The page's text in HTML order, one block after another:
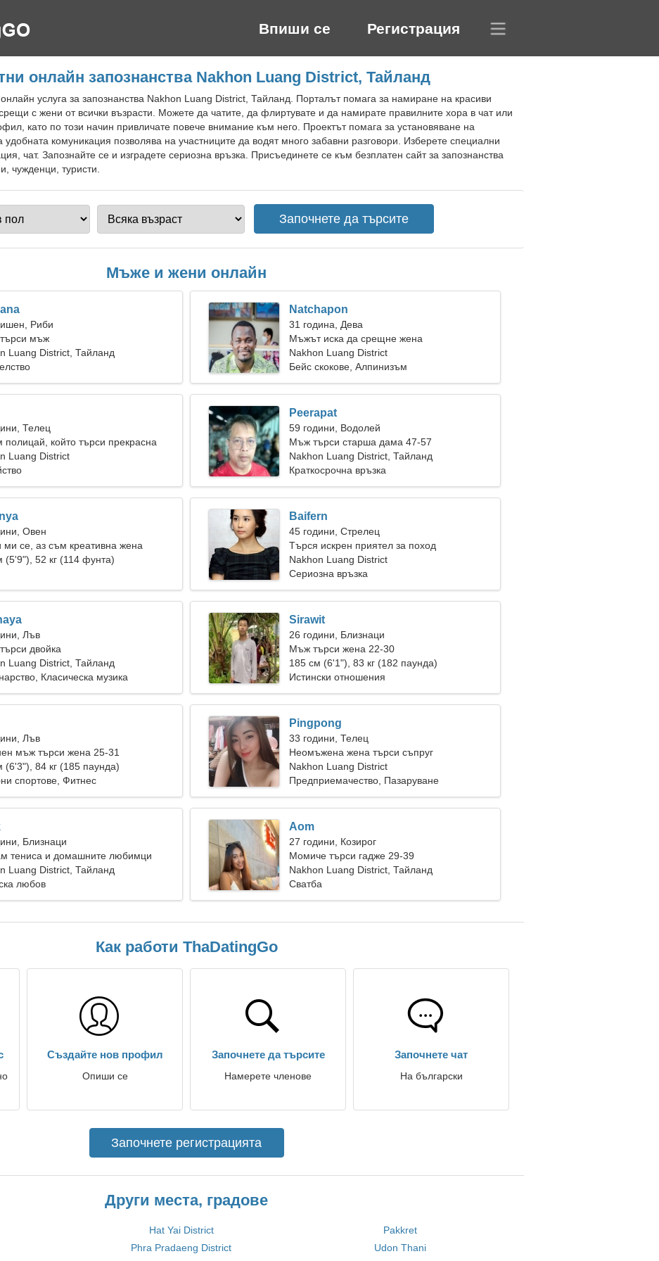
Впиши се Регистрация
онлайн запознанства Nakhon Luang District, Тайланд
услуга за запознанства Nakhon Luang District, Тайланд. Порталът помага за намиране на красиви
с жени от всички възрасти. Можете да чатите, да флиртувате и да намирате правилните хора в чат или
като по този начин привличате повече внимание към него. Проектът помага за установяване на
комуникация позволява на участниците да водят много забавни разговори. Изберете специални
чат. Запознайте се и изградете сериозна връзка. Присъединете се към безплатен сайт за запознанства
чужденци, туристи.
Мъже и жени онлайн
Риби
мъж
Luang District, Тайланд
Natchapon
31 година, Дева
Мъжът иска да срещне жена
Nakhon Luang District
Бейс скокове, Алпинизъм
Телец
полицай, който търси прекрасна
Luang District
Peerapat
59 години, Водолей
Мъж търси старша дама 47-57
Nakhon Luang District, Тайланд
Краткосрочна връзка
Овен
се, аз съм креативна жена
(5'9"), 52 кг (114 фунта)
Baifern
45 години, Стрелец
Търся искрен приятел за поход
Nakhon Luang District
Сериозна връзка
Лъв
двойка
Luang District, Тайланд
Класическа музика
Sirawit
26 години, Близнаци
Мъж търси жена 22-30
185 см (6'1"), 83 кг (182 паунда)
Истински отношения
Лъв
мъж търси жена 25-31
(6'3"), 84 кг (185 паунда)
спортове, Фитнес
Pingpong
33 години, Телец
Неомъжена жена търси съпруг
Nakhon Luang District
Предприемачество, Пазаруване
Близнаци
тениса и домашните любимци
Luang District, Тайланд
любов
Aom
27 години, Козирог
Момиче търси гадже 29-39
Nakhon Luang District, Тайланд
Сватба
Как работи ThaDatingGo
Създайте нов профил
Опиши се
Започнете да търсите
Намерете членове
Започнете чат
На български
Започнете регистрацията
Други места, градове
Hat Yai District
Pakkret
Phra Pradaeng District
Udon Thani